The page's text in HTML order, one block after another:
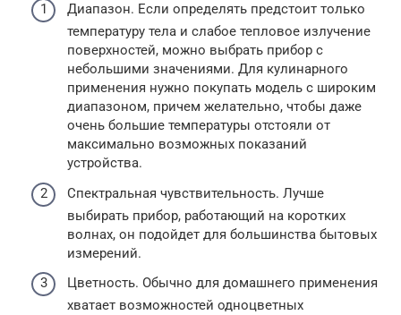
Диапазон. Если определять предстоит только
температуру тела и слабое тепловое излучение
поверхностей, можно выбрать прибор с
небольшими значениями. Для кулинарного
применения нужно покупать модель с широким
диапазоном, причем желательно, чтобы даже
очень большие температуры отстояли от
максимально возможных показаний
устройства.
Спектральная чувствительность. Лучше
выбирать прибор, работающий на коротких
волнах, он подойдет для большинства бытовых
измерений.
Цветность. Обычно для домашнего применения
хватает возможностей одноцветных